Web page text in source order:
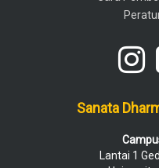
Sanata
Lantai 1